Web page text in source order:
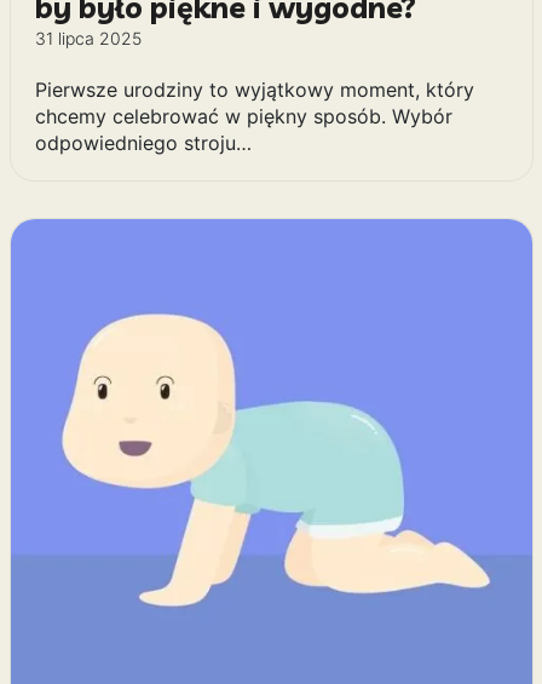
31 lipca 2025
Pierwsze urodziny to wyjątkowy moment, który
chcemy celebrować w piękny sposób. Wybór
odpowiedniego stroju…